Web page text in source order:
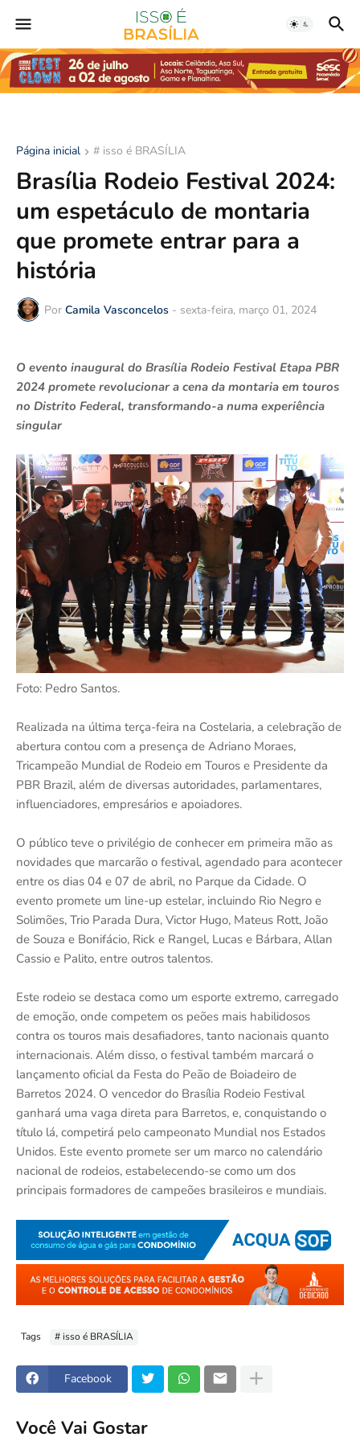
Página inicial # isso é BRASÍLIA
Brasília Rodeio Festival 2024:
um espetáculo de montaria
que promete entrar para a
história
Por Camila Vasconcelos - sexta-feira, março 01, 2024
O evento inaugural do Brasília Rodeio Festival Etapa PBR
2024 promete revolucionar a cena da montaria em touros
no Distrito Federal, transformando-a numa experiência
singular
Foto: Pedro Santos.
Realizada na última terça-feira na Costelaria, a celebração de
abertura contou com a presença de Adriano Moraes,
Tricampeão Mundial de Rodeio em Touros e Presidente da
PBR Brazil, além de diversas autoridades, parlamentares,
influenciadores, empresários e apoiadores.
O público teve o privilégio de conhecer em primeira mão as
novidades que marcarão o festival, agendado para acontecer
entre os dias 04 e 07 de abril, no Parque da Cidade. O
evento promete um line-up estelar, incluindo Rio Negro e
Solimões, Trio Parada Dura, Victor Hugo, Mateus Rott, João
de Souza e Bonifácio, Rick e Rangel, Lucas e Bárbara, Allan
Cassio e Palito, entre outros talentos.
Este rodeio se destaca como um esporte extremo, carregado
de emoção, onde competem os peões mais habilidosos
contra os touros mais desafiadores, tanto nacionais quanto
internacionais. Além disso, o festival também marcará o
lançamento oficial da Festa do Peão de Boiadeiro de
Barretos 2024. O vencedor do Brasília Rodeio Festival
ganhará uma vaga direta para Barretos, e, conquistando o
título lá, competirá pelo campeonato Mundial nos Estados
Unidos. Este evento promete ser um marco no calendário
nacional de rodeios, estabelecendo-se como um dos
principais formadores de campeões brasileiros e mundiais.
Tags # isso é BRASÍLIA
Facebook
Você Vai Gostar